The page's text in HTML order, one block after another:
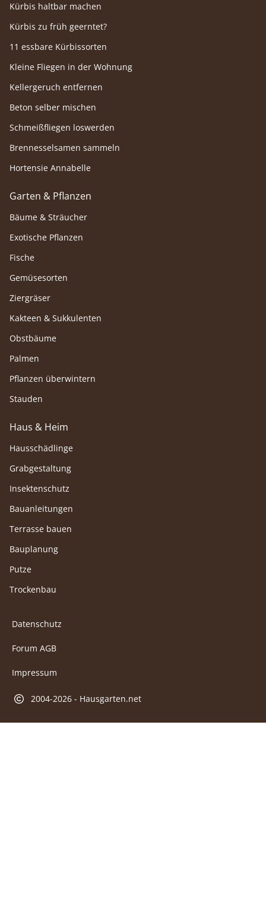
Kürbis haltbar machen
Kürbis zu früh geerntet?
11 essbare Kürbissorten
Kleine Fliegen in der Wohnung
Kellergeruch entfernen
Beton selber mischen
Schmeißfliegen loswerden
Brennesselsamen sammeln
Hortensie Annabelle
Garten & Pflanzen
Bäume & Sträucher
Exotische Pflanzen
Fische
Gemüsesorten
Ziergräser
Kakteen & Sukkulenten
Obstbäume
Palmen
Pflanzen überwintern
Stauden
Haus & Heim
Hausschädlinge
Grabgestaltung
Insektenschutz
Bauanleitungen
Terrasse bauen
Bauplanung
Putze
Trockenbau
Datenschutz
Forum AGB
Impressum
2004-2026 - Hausgarten.net